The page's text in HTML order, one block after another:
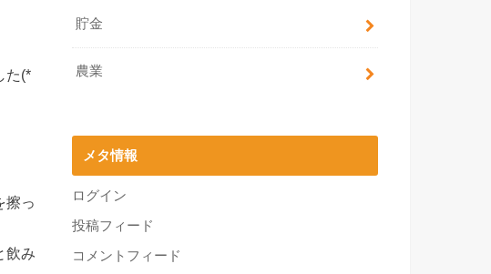
た(*
擦っ
飲み
貯金
農業
メタ情報
ログイン
投稿フィード
コメントフィード